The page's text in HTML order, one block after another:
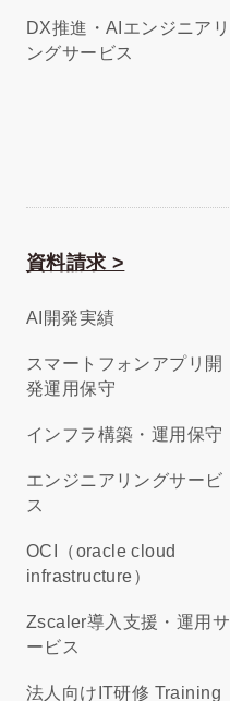
DX推進・AIエンジニアリ
ングサービス
資料請求 >
AI開発実績
スマートフォンアプリ開
発運用保守
インフラ構築・運用保守
エンジニアリングサービ
ス
OCI（oracle cloud
infrastructure）
Zscaler導入支援・運用サ
ービス
法人向けIT研修 Training